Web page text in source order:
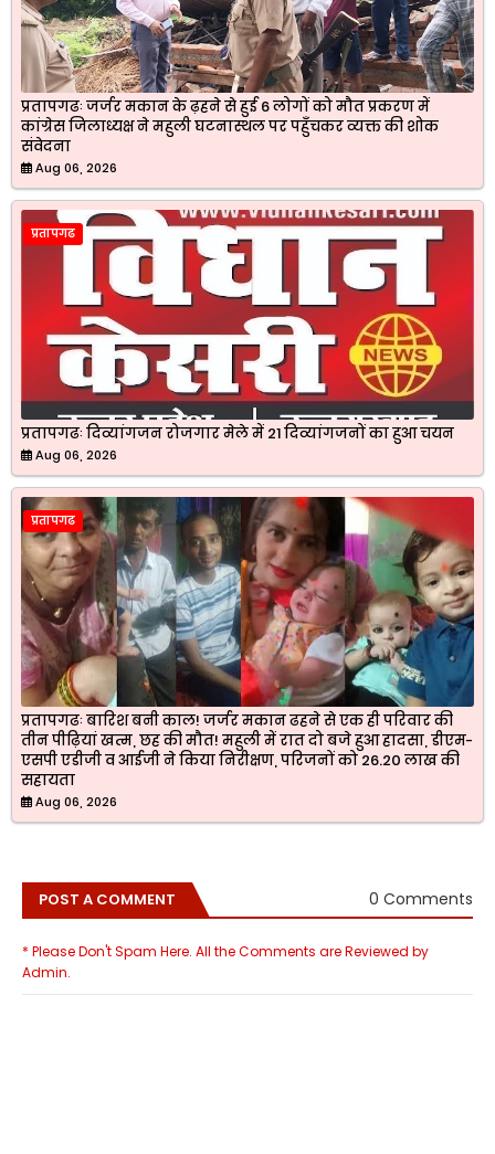
प्रतापगढः जर्जर मकान के ढ़हने से हुई 6 लोगों को मौत प्रकरण में
कांग्रेस जिलाध्यक्ष ने महुली घटनास्थल पर पहुँचकर व्यक्त की शोक
संवेदना
Aug 06, 2026
प्रतापगढ
प्रतापगढः दिव्यांगजन रोजगार मेले में 21 दिव्यांगजनों का हुआ चयन
Aug 06, 2026
प्रतापगढ
प्रतापगढः बारिश बनी काल! जर्जर मकान ढहने से एक ही परिवार की
तीन पीढ़ियां खत्म, छह की मौत! महुली में रात दो बजे हुआ हादसा, डीएम-
एसपी एडीजी व आईजी ने किया निरीक्षण, परिजनों को 26.20 लाख की
सहायता
Aug 06, 2026
POST A COMMENT 0 Comments
* Please Don't Spam Here. All the Comments are Reviewed by
Admin.